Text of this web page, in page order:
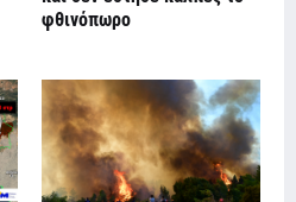
φθινόπωρο